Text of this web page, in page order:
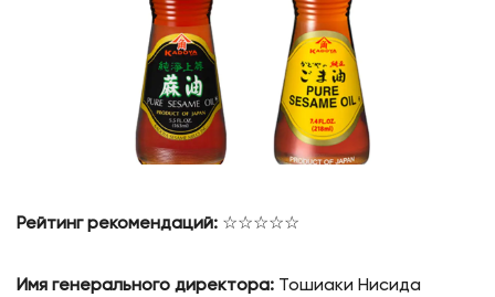
Рейтинг рекомендаций: ☆☆☆☆☆
Имя генерального директора: Тошиаки Нисида